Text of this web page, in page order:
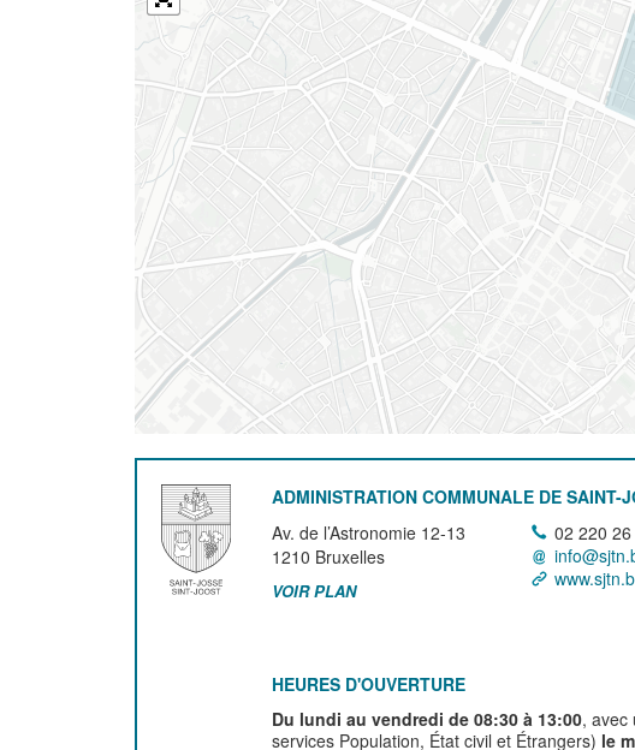
ADMINISTRATION COMMUNALE DE SAINT-
Av. de l’Astronomie 12-13
1210 Bruxelles
VOIR PLAN
02 220 26
HEURES D'OUVERTURE
Du lundi au vendredi de 08:30 à 13:00, avec
services Population, État civil et Étrangers) le